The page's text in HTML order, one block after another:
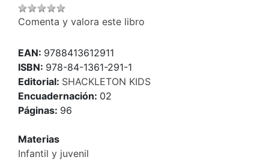
Comenta y valora este libro
EAN: 9788413612911
ISBN: 978-84-1361-291-1
Editorial: SHACKLETON KIDS
Encuadernación: 02
Páginas: 96
Materias
Infantil y juvenil